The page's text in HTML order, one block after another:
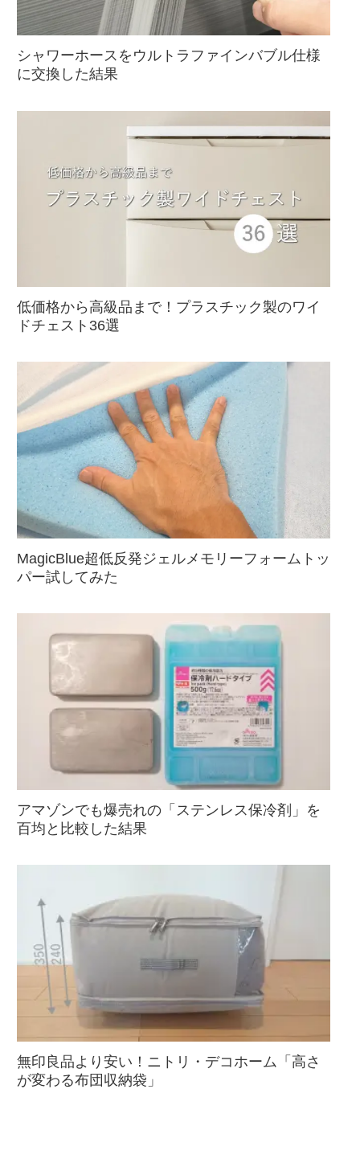
シャワーホースをウルトラファインバブル仕様
に交換した結果
低価格から高級品まで！プラスチック製のワイ
ドチェスト36選
MagicBlue超低反発ジェルメモリーフォームトッ
パー試してみた
アマゾンでも爆売れの「ステンレス保冷剤」を
百均と比較した結果
無印良品より安い！ニトリ・デコホーム「高さ
が変わる布団収納袋」